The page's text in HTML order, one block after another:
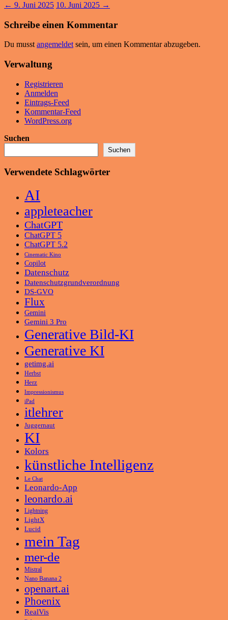
← 9. Juni 2025 10. Juni 2025 →
Schreibe einen Kommentar
Du musstangemeldetsein, um einen Kommentar abzugeben.
Verwaltung
Registrieren
Anmelden
Eintrags-Feed
Kommentar-Feed
WordPress.org
Suchen
Suchen
Verwendete Schlagwörter
AI
appleteacher
ChatGPT
ChatGPT 5
ChatGPT 5.2
Cinematic Kino
Copilot
Datenschutz
Datenschutzgrundverordnung
DS-GVO
Flux
Gemini
Gemini 3 Pro
Generative Bild-KI
Generative KI
getimg.ai
Herbst
Herz
Impressionismus
iPad
itlehrer
Juggernaut
KI
Kolors
künstliche Intelligenz
Le Chat
Leonardo-App
leonardo.ai
Lightning
LightX
Lucid
mein Tag
mer-de
Mistral
Nano Banana 2
openart.ai
Phoenix
RealVis